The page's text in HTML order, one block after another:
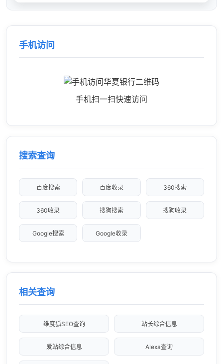
手机访问
手机扫一扫快速访问
搜索查询
百度搜索 百度收录 360搜索
360收录 搜狗搜索 搜狗收录
Google搜索 Google收录
相关查询
维度狐SEO查询 站长综合信息
爱站综合信息 Alexa查询